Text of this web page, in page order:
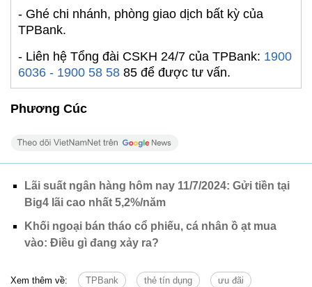
- Ghé chi nhánh, phòng giao dịch bất kỳ của
TPBank.
- Liên hệ Tổng đài CSKH 24/7 của TPBank: 1900
6036 - 1900 58 58 85 để được tư vấn.
Phương Cúc
Lãi suất ngân hàng hôm nay 11/7/2024: Gửi tiền tại
Big4 lãi cao nhất 5,2%/năm
Khối ngoại bán tháo cổ phiếu, cá nhân ồ ạt mua
vào: Điều gì đang xảy ra?
Xem thêm về: TPBank thẻ tín dụng ưu đãi